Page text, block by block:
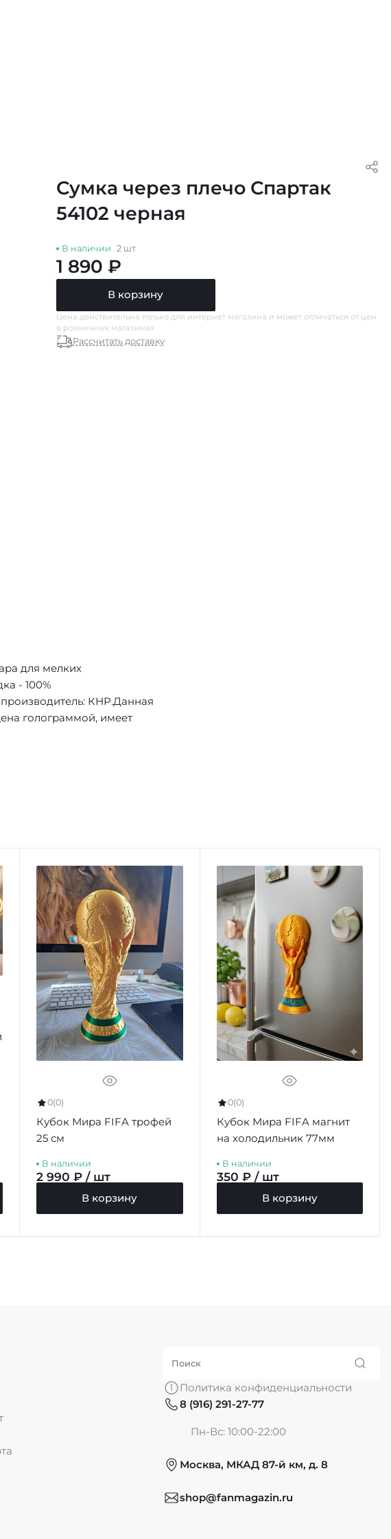
Сумка через плечо Спартак
54102 черная
В наличии 2 шт
1 890 ₽
В корзину
Цена действительна только для интернет магазина и может отличаться от цен
в розничных магазинах
Рассчитать доставку
для мелких
- 100%
КНР.Данная
голограммой, имеет
0(0)
Кубок Мира FIFA трофей
25 см
В наличии
2 990 ₽ / шт
В корзину
0(0)
Кубок Мира FIFA магнит
на холодильник 77мм
В наличии
350 ₽ / шт
В корзину
Политика конфиденциальности
8 (916) 291-27-77
Пн-Вс: 10:00-22:00
Москва, МКАД 87-й км, д. 8
shop@fanmagazin.ru